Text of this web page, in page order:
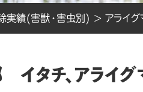
実績(害獣・害虫別) > アライ
タチ、アライ